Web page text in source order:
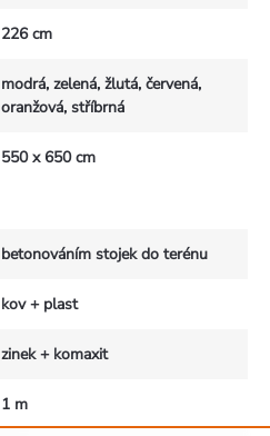
226 cm
modrá, zelená, žlutá, červená,
oranžová, stříbrná
550 x 650 cm
betonováním stojek do terénu
kov + plast
zinek + komaxit
1 m